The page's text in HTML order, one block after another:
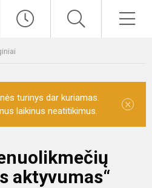
turinys dar kuriamas.
laikinus neatitikimus.
×
aktyvumas“